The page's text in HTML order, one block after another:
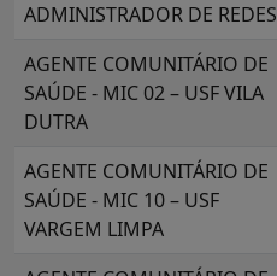
ADMINISTRADOR DE REDES
AGENTE COMUNITÁRIO DE
SAÚDE - MIC 02 – USF VILA
DUTRA
AGENTE COMUNITÁRIO DE
SAÚDE - MIC 10 – USF
VARGEM LIMPA